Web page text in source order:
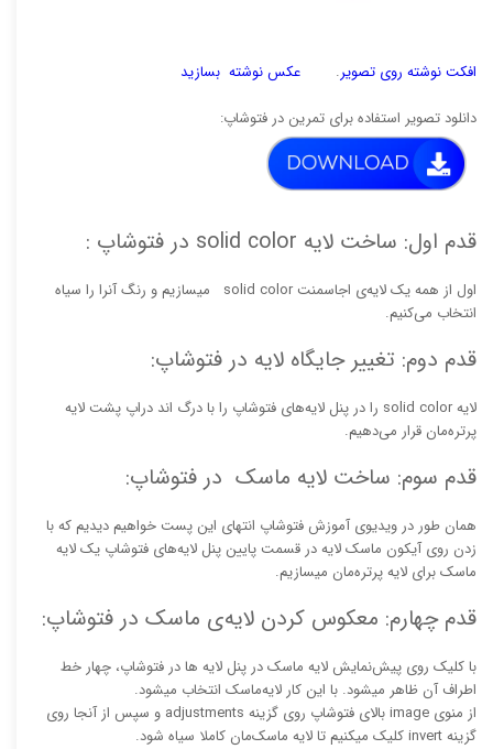
افکت نوشته روی تصویر. عکس نوشته بسازید
دانلود تصویر استفاده برای تمرین در فتوشاپ:
قدم اول: ساخت لایه solid color در فتوشاپ :
اول از همه یک لایه‌ی اجاسمنت solid color میسازیم و رنگ‌ آنرا را سیاه
انتخاب می‌کنیم.
قدم دوم: تغییر جایگاه لایه در فتوشاپ:
لایه solid color را در پنل لایه‌های فتوشاپ را با درگ اند دراپ پشت لایه
پرتره‌مان قرار می‌دهیم.
قدم سوم: ساخت لایه ماسک در فتوشاپ:
همان طور در ویدیوی آموزش فتوشاپ انتهای این پست خواهیم دیدیم که با
زدن روی آیکون ماسک لایه در قسمت پایین پنل لایه‌های فتوشاپ یک لایه
ماسک برای لایه پرتره‌مان میسازیم.
قدم چهارم: معکوس کردن لایه‌ی ماسک در فتوشاپ:
با کلیک روی پیش‌نمایش لایه ماسک در پنل لایه ها در فتوشاپ،‌ چهار خط
اطراف آن ظاهر میشود. با این کار لایه‌ماسک انتخاب میشود.
از منوی image بالای فتوشاپ روی گزینه adjustments و سپس از آنجا روی
گزینه invert کلیک میکنیم تا لایه‌ ماسک‌مان کاملا سیاه شود.